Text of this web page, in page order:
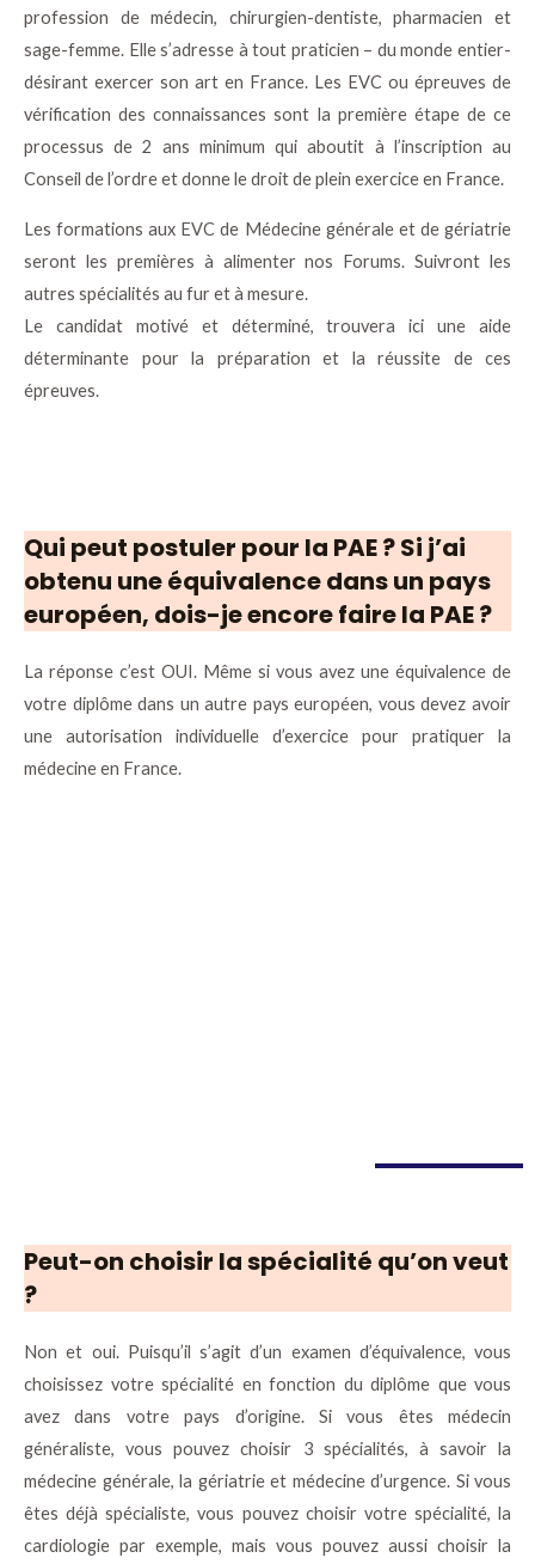
profession de médecin, chirurgien-dentiste, pharmacien et
sage-femme. Elle s’adresse à tout praticien – du monde entier-
désirant exercer son art en France. Les EVC ou épreuves de
vérification des connaissances sont la première étape de ce
processus de 2 ans minimum qui aboutit à l’inscription au
Conseil de l’ordre et donne le droit de plein exercice en France.
Les formations aux EVC de Médecine générale et de gériatrie
seront les premières à alimenter nos Forums. Suivront les
autres spécialités au fur et à mesure.
Le candidat motivé et déterminé, trouvera ici une aide
déterminante pour la préparation et la réussite de ces
épreuves.
Qui peut postuler pour la PAE ? Si j’ai
obtenu une équivalence dans un pays
européen, dois-je encore faire la PAE ?
La réponse c’est OUI. Même si vous avez une équivalence de
votre diplôme dans un autre pays européen, vous devez avoir
une autorisation individuelle d’exercice pour pratiquer la
médecine en France.
Peut-on choisir la spécialité qu’on veut
?
Non et oui. Puisqu’il s’agit d’un examen d’équivalence, vous
choisissez votre spécialité en fonction du diplôme que vous
avez dans votre pays d’origine. Si vous êtes médecin
généraliste, vous pouvez choisir 3 spécialités, à savoir la
médecine générale, la gériatrie et médecine d’urgence. Si vous
êtes déjà spécialiste, vous pouvez choisir votre spécialité, la
cardiologie par exemple, mais vous pouvez aussi choisir la